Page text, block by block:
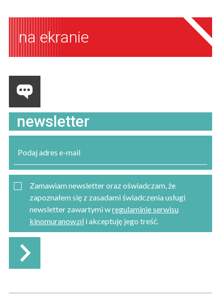
na ekranie
newsletter
Zamawiam newsletter oraz oświadczam, że
zapoznałem się z zasadami świadczenia usługi
newsletter zawartymi wregulaminie serwisu
kinomuranow.pl i akceptuję jego treść.